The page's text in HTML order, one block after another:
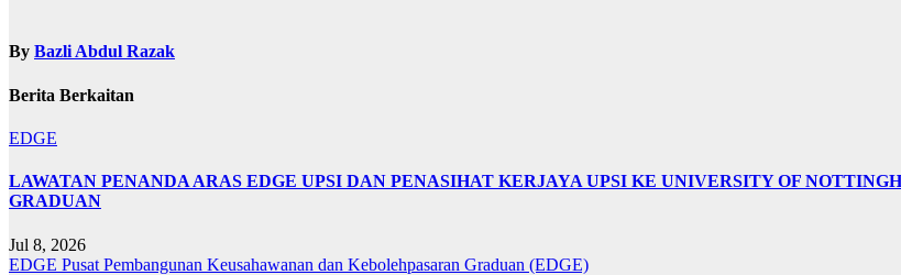
By Bazli Abdul Razak
Berita Berkaitan
EDGE
LAWATAN PENANDA ARAS EDGE UPSI DAN PENASIHAT KERJAYA UPSI KE UNIVERSITY OF
GRADUAN
Jul 8, 2026
EDGE Pusat Pembangunan Keusahawanan dan Kebolehpasaran Graduan (EDGE)